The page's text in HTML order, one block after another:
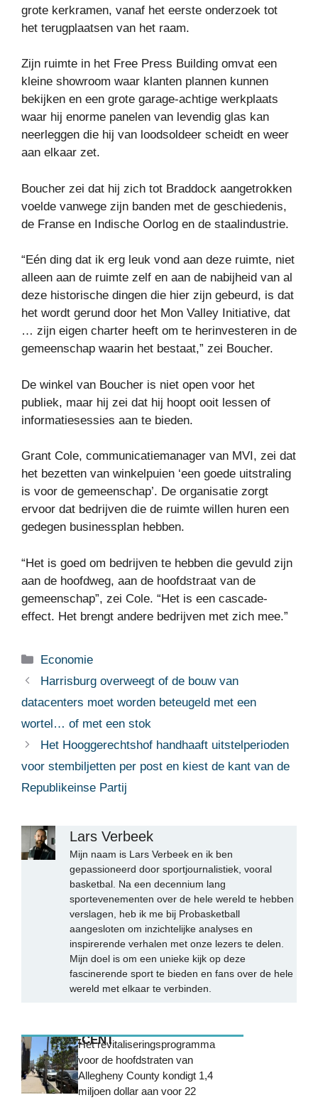
grote kerkramen, vanaf het eerste onderzoek tot
het terugplaatsen van het raam.
Zijn ruimte in het Free Press Building omvat een
kleine showroom waar klanten plannen kunnen
bekijken en een grote garage-achtige werkplaats
waar hij enorme panelen van levendig glas kan
neerleggen die hij van loodsoldeer scheidt en weer
aan elkaar zet.
Boucher zei dat hij zich tot Braddock aangetrokken
voelde vanwege zijn banden met de geschiedenis,
de Franse en Indische Oorlog en de staalindustrie.
“Eén ding dat ik erg leuk vond aan deze ruimte, niet
alleen aan de ruimte zelf en aan de nabijheid van al
deze historische dingen die hier zijn gebeurd, is dat
het wordt gerund door het Mon Valley Initiative, dat
… zijn eigen charter heeft om te herinvesteren in de
gemeenschap waarin het bestaat,” zei Boucher.
De winkel van Boucher is niet open voor het
publiek, maar hij zei dat hij hoopt ooit lessen of
informatiesessies aan te bieden.
Grant Cole, communicatiemanager van MVI, zei dat
het bezetten van winkelpuien ‘een goede uitstraling
is voor de gemeenschap’. De organisatie zorgt
ervoor dat bedrijven die de ruimte willen huren een
gedegen businessplan hebben.
“Het is goed om bedrijven te hebben die gevuld zijn
aan de hoofdweg, aan de hoofdstraat van de
gemeenschap”, zei Cole. “Het is een cascade-
effect. Het brengt andere bedrijven met zich mee.”
Categorieën
Economie
Harrisburg overweegt of de bouw van
datacenters moet worden beteugeld met een
wortel… of met een stok
Het Hooggerechtshof handhaaft uitstelperioden
voor stembiljetten per post en kiest de kant van de
Republikeinse Partij
Lars Verbeek
Mijn naam is Lars Verbeek en ik ben
gepassioneerd door sportjournalistiek, vooral
basketbal. Na een decennium lang
sportevenementen over de hele wereld te hebben
verslagen, heb ik me bij Probasketball
aangesloten om inzichtelijke analyses en
inspirerende verhalen met onze lezers te delen.
Mijn doel is om een unieke kijk op deze
fascinerende sport te bieden en fans over de hele
wereld met elkaar te verbinden.
MEEST RECENTHet revitaliseringsprogramma
voor de hoofdstraten van
Allegheny County kondigt 1,4
miljoen dollar aan voor 22